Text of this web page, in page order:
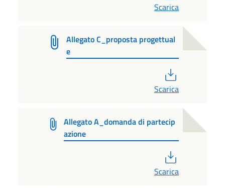
Scarica
Allegato C_proposta progettual
e
Scarica
Allegato A_domanda di partecip
azione
Scarica